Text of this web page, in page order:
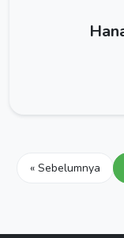
« Sebelumnya